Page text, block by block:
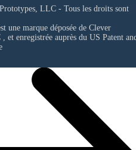
LLC - Tous les droits sont
une marque déposée de Clever
, et enregistrée auprès du US Patent